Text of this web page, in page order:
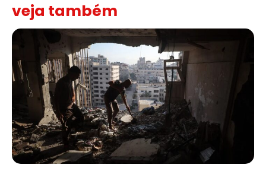
veja também
“Funeral para toda Gaza” — enquanto o Conselho da Paz